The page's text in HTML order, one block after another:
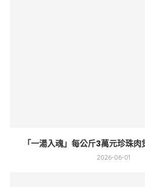
「一湯入魂」每公斤3萬元珍珠
2026-06-01